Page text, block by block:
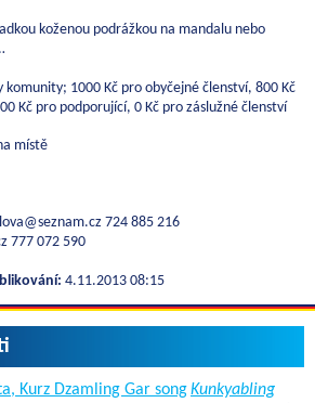
koženou podrážkou na mandalu nebo
komunity; 1000 Kč pro obyčejné členství, 800 Kč
Kč pro podporující, 0 Kč pro záslužné členství
místě
724 885 216
777 072 590
4.11.2013 08:15
Kurz Dzamling Gar songKunkyabling